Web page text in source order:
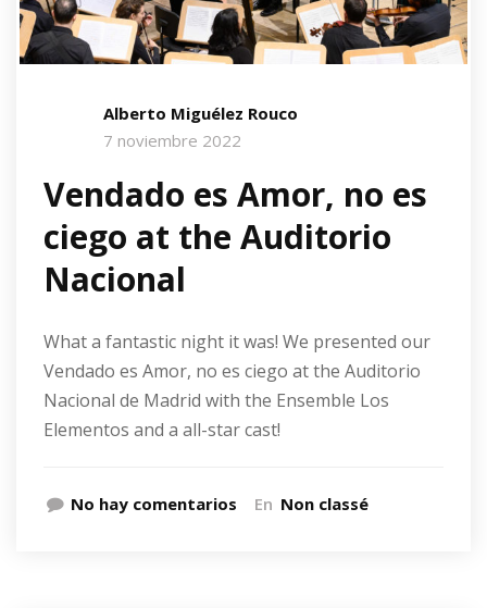
Alberto Miguélez Rouco
7 noviembre 2022
Vendado es Amor, no es
ciego at the Auditorio
Nacional
What a fantastic night it was! We presented our
Vendado es Amor, no es ciego at the Auditorio
Nacional de Madrid with the Ensemble Los
Elementos and a all-star cast!
No hay comentarios En Non classé